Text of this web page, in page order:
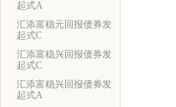
起式A
汇添富稳元回报债券发
起式C
汇添富稳兴回报债券发
起式C
汇添富稳兴回报债券发
起式A